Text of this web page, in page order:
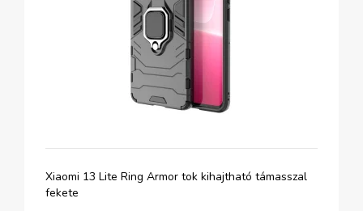
Xiaomi 13 Lite Ring Armor tok kihajtható támasszal
fekete